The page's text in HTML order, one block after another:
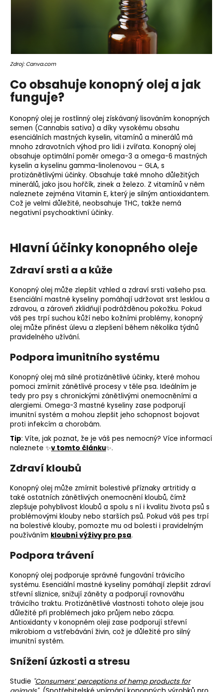
Zdroj: Canva.com
Co obsahuje konopný olej a jak
funguje?
Konopný olej je rostlinný olej získávaný lisováním konopných
semen (Cannabis sativa) a díky vysokému obsahu
esenciálních mastných kyselin, vitamínů a minerálů má
mnoho zdravotních výhod pro lidi i zvířata. Konopný olej
obsahuje optimální poměr omega-3 a omega-6 mastných
kyselin a kyselinu gamma-linolenovou – GLA, s
protizánětlivými účinky. Obsahuje také mnoho důležitých
minerálů, jako jsou hořčík, zinek a železo. Z vitamínů v něm
naleznete zejména Vitamin E, který je silným antioxidantem.
Což je velmi důležité, neobsahuje THC, takže nemá
negativní psychoaktivní účinky.
Hlavní účinky konopného oleje
Zdraví srsti a a kůže
Konopný olej může zlepšit vzhled a zdraví srsti vašeho psa.
Esenciální mastné kyseliny pomáhají udržovat srst lesklou a
zdravou, a zároveň zklidňují podrážděnou pokožku. Pokud
váš pes trpí suchou kůží nebo kožními problémy, konopný
olej může přinést úlevu a zlepšení během několika týdnů
pravidelného užívání.
Podpora imunitního systému
Konopný olej má silné protizánětlivé účinky, které mohou
pomoci zmírnit zánětlivé procesy v těle psa. Ideálním je
tedy pro psy s chronickými zánětlivými onemocněními a
alergiemi. Omega-3 mastné kyseliny zase podporují
imunitní systém a mohou zlepšit jeho schopnost bojovat
proti infekcím a chorobám.
Tip: Víte, jak poznat, že je váš pes nemocný? Více informací
naleznete ✨v tomto článku✨.
Zdraví kloubů
Konopný olej může zmírnit bolestivé příznaky artritidy a
také ostatních zánětlivých onemocnění kloubů, čímž
zlepšuje pohyblivost kloubů a spolu s ní i kvalitu života psů s
problémovými klouby nebo starších psů. Pokud váš pes trpí
na bolestivé klouby, pomozte mu od bolesti i pravidelným
používáním kloubní výživy pro psa.
Podpora trávení
Konopný olej podporuje správné fungování trávicího
systému. Esenciální mastné kyseliny pomáhají zlepšit zdraví
střevní sliznice, snižují záněty a podporují rovnováhu
trávicího traktu. Protizánětlivé vlastnosti tohoto oleje jsou
důležité při problémech jako průjem nebo zácpa.
Antioxidanty v konopném oleji zase podporují střevní
mikrobiom a vstřebávání živin, což je důležité pro silný
imunitní systém.
Snížení úzkosti a stresu
Studie "Consumers’ perceptions of hemp products for
u
č
u
j
e
m
e